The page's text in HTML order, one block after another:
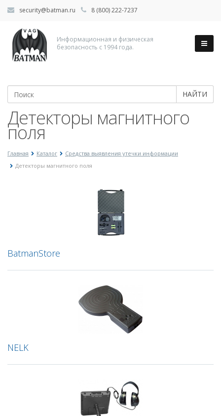
security@batman.ru 8 (800) 222-7237
Информационная и физическая
безопасность с 1994 года.
НАЙТИ
Детекторы магнитного
поля
Главная Каталог
Средства выявления утечки информации
Детекторы магнитного поля
BatmanStore
NELK